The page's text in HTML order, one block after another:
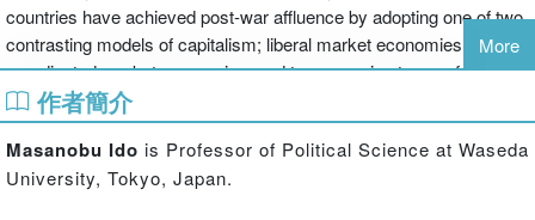
countries have achieved post-war affluence by adopting one of two
contrasting models of capitalism; liberal market economies or
coordinated market economies, and two opposing types of
democracies: consensus or majoritarian democracies. Expert
contributors in the field consider the question of whether and how
globalization is transforming the post-war political economic
systems of advanced countries such as Britain, France, Germany,
More
作者簡介
Masanobu Ido is Professor of Political Science at Waseda
University, Tokyo, Japan.